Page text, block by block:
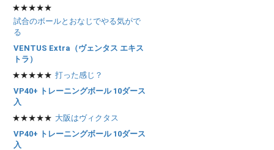
★★★★★
試合のボールとおなじでやる気がで
る
VENTUS Extra（ヴェンタス エキス
トラ）
★★★★★ 打った感じ？
VP40+ トレーニングボール 10ダース
入
★★★★★ 大阪はヴィクタス
VP40+ トレーニングボール 10ダース
入